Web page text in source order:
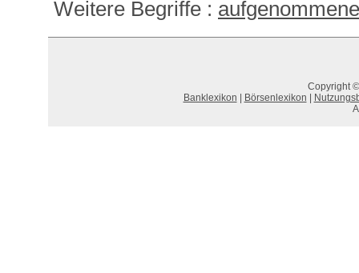
Weitere Begriffe :
Copyright
Banklexikon
Börsenlexikon